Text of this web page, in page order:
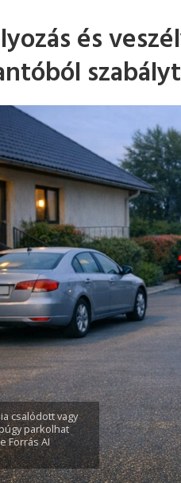
és
csalódott vagy
parkolhat
Forrás AI